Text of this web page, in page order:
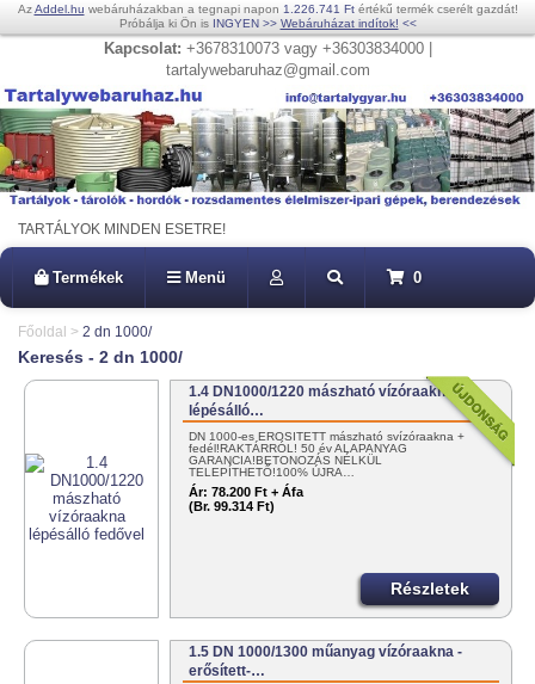
AzAddel.hu webáruházakban a tegnapi napon 1.226.741 Ftértékű termék cserélt gazdát!
Próbálja ki Ön is INGYEN >> Webáruházat indítok! <<
Kapcsolat: +3678310073 vagy +36303834000 |
tartalywebaruhaz@gmail.com
TARTÁLYOK MINDEN ESETRE!
Termékek Menü 0
Főoldal > 2 dn 1000/
Keresés - 2 dn 1000/
1.4 DN1000/1220 mászható vízóraakna
lépésálló…
DN 1000-es ERŐSÍTETT mászható svízóraakna +
fedél!RAKTÁRRÓL! 50 év ALAPANYAG
GARANCIA!BETONOZÁS NÉLKÜL
TELEPÍTHETŐ!100% ÚJRA…
Ár: 78.200 Ft + Áfa
(Br. 99.314 Ft)
Részletek
1.5 DN 1000/1300 műanyag vízóraakna -
erősített-…